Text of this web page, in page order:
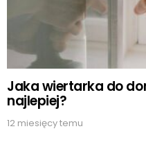
Jaka wiertarka do
najlepiej?
12 miesięcy temu